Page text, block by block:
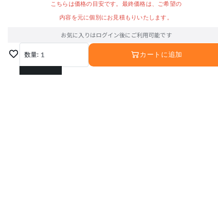
こちらは価格の目安です。最終価格は、ご希望の
内容を元に個別にお見積もりいたします。
お気に入りはログイン後にご利用可能です
数量: 1
1
カートに追加